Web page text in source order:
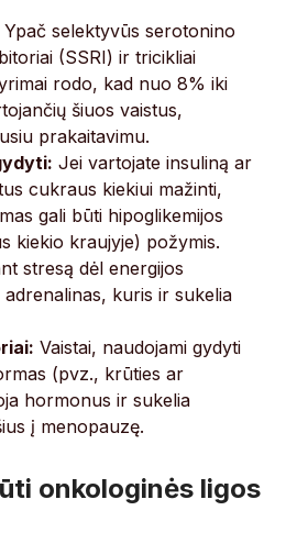
Ypač selektyvūs serotonino
(SSRI) ir tricikliai
rodo, kad nuo 8% iki
šiuos vaistus,
prakaitavimu.
Jei vartojate insuliną ar
cukraus kiekiui mažinti,
gali būti hipoglikemijos
kiekio kraujyje) požymis.
stresą dėl energijos
kuris ir sukelia
Vaistai, naudojami gydyti
(pvz., krūties ar
hormonus ir sukelia
į menopauzę.
onkologinės ligos